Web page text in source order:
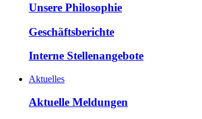
Unsere Philosophie
Geschäftsberichte
Interne Stellenangebote
Aktuelles
Aktuelle Meldungen